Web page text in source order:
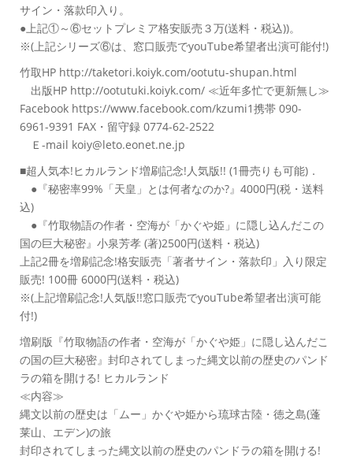
サイン・落款印入り。
●上記①～⑥セットプレミア格安販売３万(送料・税込))。
※(上記シリーズ⑥は、窓口販売でyouTube希望者出演可能付!)
竹取HP http://taketori.koiyk.com/ootutu-shupan.html
出版HP http://ootutuki.koiyk.com/ ≪近年多忙で更新無し≫
Facebook https://www.facebook.com/kzumi1携帯 090-
6961-9391 FAX・留守録 0774-62-2522
Ｅ-mail koiy@leto.eonet.ne.jp
■超人気本!ヒカルランド増刷記念!人気版!! (1冊売りも可能)．
●『秘密率99%「天皇」とは何者なのか?』4000円(税・送料
込)
●『竹取物語の作者・空海が「かぐや姫」に隠し込んだこの
国の巨大秘密』小泉芳孝 (著)2500円(送料・税込)
上記2冊を増刷記念!格安販売「著者サイン・落款印」入り限定
販売! 100冊 6000円(送料・税込)
※(上記増刷記念!人気版!!窓口販売でyouTube希望者出演可能
付!)
増刷版『竹取物語の作者・空海が「かぐや姫」に隠し込んだこ
の国の巨大秘密』封印されてしまった縄文以前の歴史のパンド
ラの箱を開ける! ヒカルランド
≪内容≫
縄文以前の歴史は「ムー」かぐや姫から琉球古陸・徳之島(蓬
莱山、エデン)の旅
封印されてしまった縄文以前の歴史のパンドラの箱を開ける!